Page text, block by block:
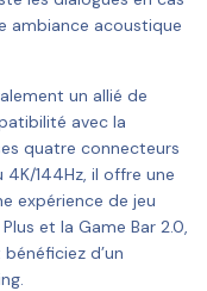
ambiance acoustique
un allié de
avec la
quatre connecteurs
144Hz, il offre une
expérience de jeu
et la Game Bar 2.0,
d’un